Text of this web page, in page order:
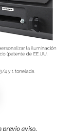
previo aviso.